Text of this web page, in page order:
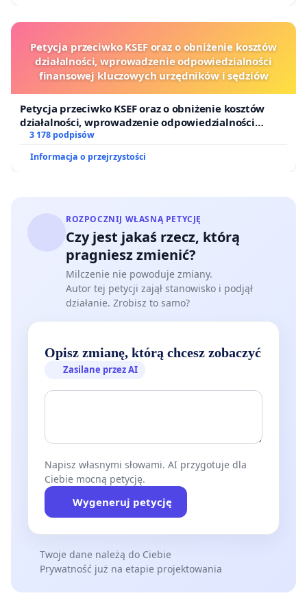
Petycja przeciwko KSEF oraz o obniżenie kosztów
działalności, wprowadzenie odpowiedzialności
finansowej kluczowych urzędników i sędziów
Petycja przeciwko KSEF oraz o obniżenie kosztów
działalności, wprowadzenie odpowiedzialności
finansowej kluczowych urzędników i sędziów
3 178 podpisów
Informacja o przejrzystości
ROZPOCZNIJ WŁASNĄ PETYCJĘ
Czy jest jakaś rzecz, którą
pragniesz zmienić?
Milczenie nie powoduje zmiany.
Autor tej petycji zajął stanowisko i podjął
działanie. Zrobisz to samo?
Opisz zmianę, którą chcesz zobaczyć
Zasilane przez AI
Napisz własnymi słowami. AI przygotuje dla
Ciebie mocną petycję.
Wygeneruj petycję
Twoje dane należą do Ciebie
Prywatność już na etapie projektowania